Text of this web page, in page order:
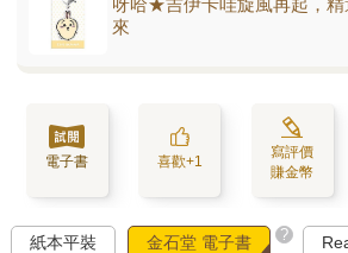
來
電子書 喜歡+1
寫評價
賺金幣
紙本平裝 金石堂 電子書 ?